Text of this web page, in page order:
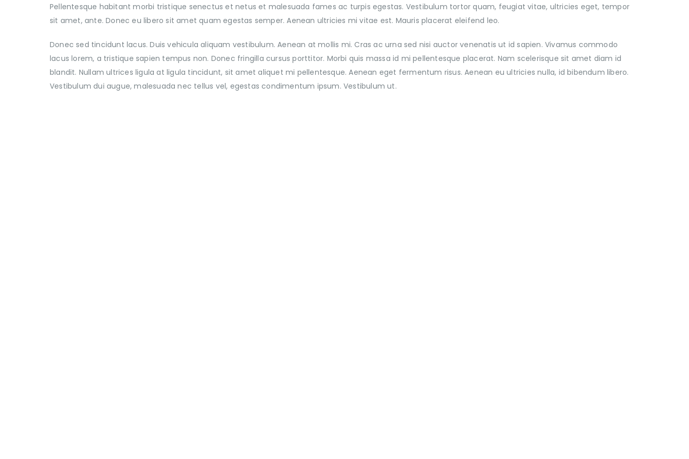
Pellentesque habitant morbi tristique senectus et netus et malesuada fames ac turpis egestas. Vestibulum tortor quam, feugiat vitae, ultricies eget, tempor
sit amet, ante. Donec eu libero sit amet quam egestas semper. Aenean ultricies mi vitae est. Mauris placerat eleifend leo.
Donec sed tincidunt lacus. Duis vehicula aliquam vestibulum. Aenean at mollis mi. Cras ac urna sed nisi auctor venenatis ut id sapien. Vivamus commodo
lacus lorem, a tristique sapien tempus non. Donec fringilla cursus porttitor. Morbi quis massa id mi pellentesque placerat. Nam scelerisque sit amet diam id
blandit. Nullam ultrices ligula at ligula tincidunt, sit amet aliquet mi pellentesque. Aenean eget fermentum risus. Aenean eu ultricies nulla, id bibendum libero.
Vestibulum dui augue, malesuada nec tellus vel, egestas condimentum ipsum. Vestibulum ut.